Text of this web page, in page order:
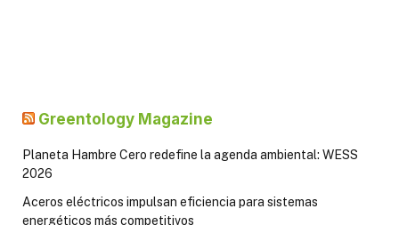
Greentology Magazine
Planeta Hambre Cero redefine la agenda ambiental: WESS
2026
Aceros eléctricos impulsan eficiencia para sistemas
energéticos más competitivos